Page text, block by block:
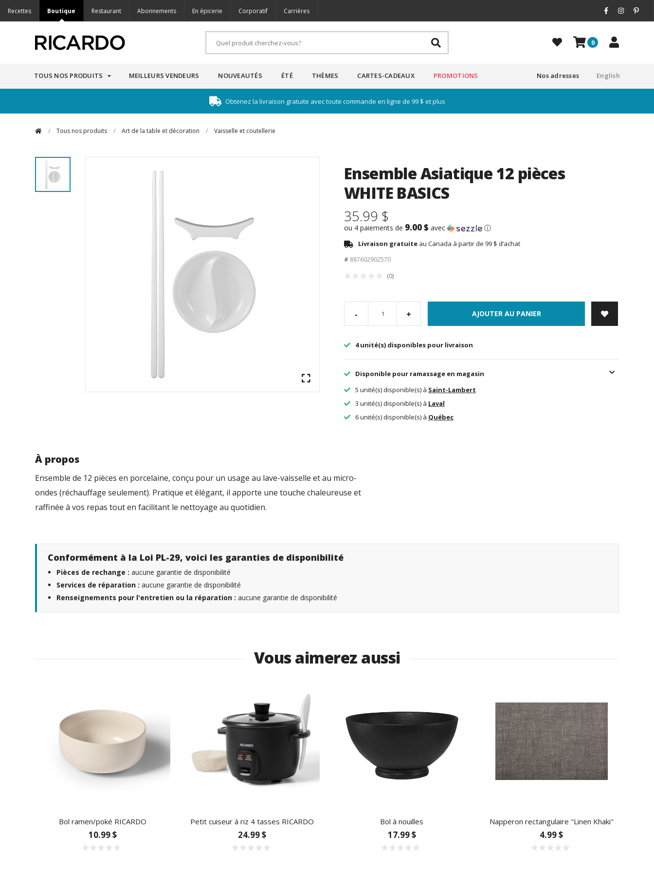
Recettes Boutique Restaurant Abonnements En épicerie Corporatif Carrières
0
TOUS NOS PRODUITS MEILLEURS VENDEURS NOUVEAUTÉS ÉTÉ THÈMES CARTES-CADEAUX PROMOTIONS English
Nos adresses
Obtenez la livraison gratuite avec toute commande en ligne de 99 $ et plus
/ Tous nos produits / Art de la table et décoration / Vaisselle et coutellerie
Ensemble Asiatique 12 pièces
WHITE BASICS
35.99 $
ou 4 paiements de 9.00 $ avec ⓘ
Livraison gratuite au Canada à partir de 99 $ d’achat
# 887602902570
(0)
- + AJOUTER AU PANIER
4 unité(s) disponibles pour livraison
Disponible pour ramassage en magasin
5 unité(s) disponible(s) à Saint-Lambert
3 unité(s) disponible(s) à Laval
6 unité(s) disponible(s) à Québec
À propos
Ensemble de 12 pièces en porcelaine, conçu pour un usage au lave-vaisselle et au micro-
ondes (réchauffage seulement). Pratique et élégant, il apporte une touche chaleureuse et
raffinée à vos repas tout en facilitant le nettoyage au quotidien.
Conformément à la Loi PL-29, voici les garanties de disponibilité
Pièces de rechange : aucune garantie de disponibilité
Services de réparation : aucune garantie de disponibilité
Renseignements pour l'entretien ou la réparation : aucune garantie de disponibilité
Vous aimerez aussi
Bol ramen/poké RICARDO
10.99 $
Petit cuiseur à riz 4 tasses RICARDO
24.99 $
Bol à nouilles
17.99 $
Napperon rectangulaire "Linen Khaki"
4.99 $